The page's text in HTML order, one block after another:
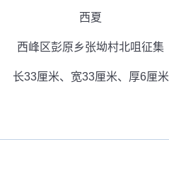
西夏
西峰区彭原乡张坳村北咀征集
长33厘米、宽33厘米、厚6厘米